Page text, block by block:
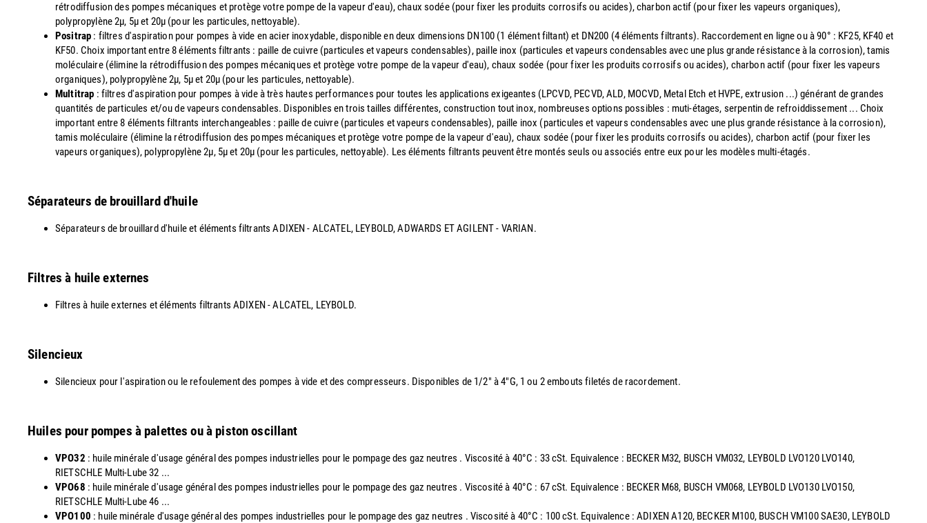
rétrodiffusion des pompes mécaniques et protège votre pompe de la vapeur d'eau), chaux sodée (pour fixer les produits corrosifs ou acides), charbon actif (pour fixer les vapeurs organiques),
polypropylène 2µ, 5µ et 20µ (pour les particules, nettoyable).
Positrap : filtres d'aspiration pour pompes à vide en acier inoxydable, disponible en deux dimensions DN100 (1 élément filtant) et DN200 (4 éléments filtrants). Raccordement en ligne ou à 90° : KF25, KF40 et
KF50. Choix important entre 8 éléments filtrants : paille de cuivre (particules et vapeurs condensables), paille inox (particules et vapeurs condensables avec une plus grande résistance à la corrosion), tamis
moléculaire (élimine la rétrodiffusion des pompes mécaniques et protège votre pompe de la vapeur d'eau), chaux sodée (pour fixer les produits corrosifs ou acides), charbon actif (pour fixer les vapeurs
organiques), polypropylène 2µ, 5µ et 20µ (pour les particules, nettoyable).
Multitrap : filtres d'aspiration pour pompes à vide à très hautes performances pour toutes les applications exigeantes (LPCVD, PECVD, ALD, MOCVD, Metal Etch et HVPE, extrusion ...) générant de grandes
quantités de particules et/ou de vapeurs condensables. Disponibles en trois tailles différentes, construction tout inox, nombreuses options possibles : muti-étages, serpentin de refroiddissement ... Choix
important entre 8 éléments filtrants interchangeables : paille de cuivre (particules et vapeurs condensables), paille inox (particules et vapeurs condensables avec une plus grande résistance à la corrosion),
tamis moléculaire (élimine la rétrodiffusion des pompes mécaniques et protège votre pompe de la vapeur d'eau), chaux sodée (pour fixer les produits corrosifs ou acides), charbon actif (pour fixer les
vapeurs organiques), polypropylène 2µ, 5µ et 20µ (pour les particules, nettoyable). Les éléments filtrants peuvent être montés seuls ou associés entre eux pour les modèles multi-étagés.
Séparateurs de brouillard d'huile
Séparateurs de brouillard d'huile et éléments filtrants ADIXEN - ALCATEL, LEYBOLD, ADWARDS ET AGILENT - VARIAN.
Filtres à huile externes
Filtres à huile externes et éléments filtrants ADIXEN - ALCATEL, LEYBOLD.
Silencieux
Silencieux pour l'aspiration ou le refoulement des pompes à vide et des compresseurs. Disponibles de 1/2" à 4"G, 1 ou 2 embouts filetés de racordement.
Huiles pour pompes à palettes ou à piston oscillant
VPO32 : huile minérale d'usage général des pompes industrielles pour le pompage des gaz neutres . Viscosité à 40°C : 33 cSt. Equivalence : BECKER M32, BUSCH VM032, LEYBOLD LVO120 LVO140,
RIETSCHLE Multi-Lube 32 ...
VPO68 : huile minérale d'usage général des pompes industrielles pour le pompage des gaz neutres . Viscosité à 40°C : 67 cSt. Equivalence : BECKER M68, BUSCH VM068, LEYBOLD LVO130 LVO150,
RIETSCHLE Multi-Lube 46 ...
VPO100 : huile minérale d'usage général des pompes industrielles pour le pompage des gaz neutres . Viscosité à 40°C : 100 cSt. Equivalence : ADIXEN A120, BECKER M100, BUSCH VM100 SAE30, LEYBOLD